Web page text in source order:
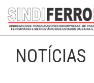
NOTÍCIAS